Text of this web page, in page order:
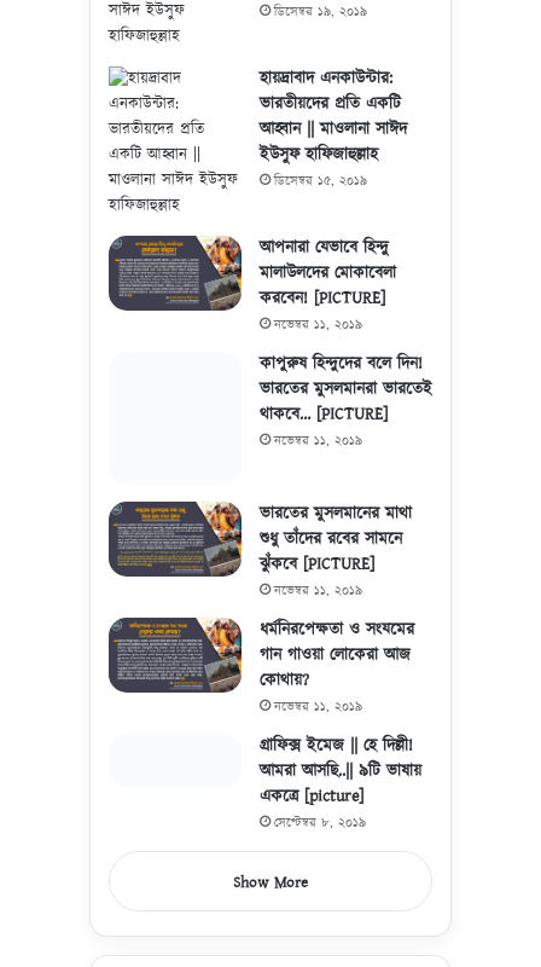
ডিসেম্বর ১৯, ২০১৯
হায়দ্রাবাদ এনকাউন্টার:
ভারতীয়দের প্রতি একটি
আহ্বান || মাওলানা সাঈদ
ইউসুফ হাফিজাহুল্লাহ
ডিসেম্বর ১৫, ২০১৯
আপনারা যেভাবে হিন্দু
মালাউলদের মোকাবেলা
করবেন! [PICTURE]
নভেম্বর ১১, ২০১৯
কাপুরুষ হিন্দুদের বলে দিন!
ভারতের মুসলমানরা ভারতেই
থাকবে… [PICTURE]
নভেম্বর ১১, ২০১৯
ভারতের মুসলমানের মাথা
শুধু তাঁদের রবের সামনে
ঝুঁকবে [PICTURE]
নভেম্বর ১১, ২০১৯
ধর্মনিরপেক্ষতা ও সংযমের
গান গাওয়া লোকেরা আজ
কোথায়?
নভেম্বর ১১, ২০১৯
গ্রাফিক্স ইমেজ || হে দিল্লী!
আমরা আসছি..|| ৯টি ভাষায়
একত্রে [picture]
সেপ্টেম্বর ৮, ২০১৯
Show More